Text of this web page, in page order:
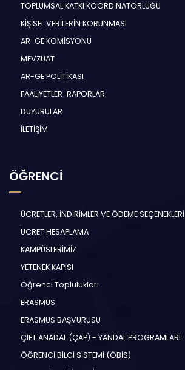
TOPLUMSAL KATKI KOORDİNATÖRLÜĞÜ
KİŞİSEL VERİLERİN KORUNMASI
AR-GE KOMİSYONU
MEVZUAT
AR-GE POLİTİKASI
FAALİYETLER-RAPORLAR
DUYURULAR
İLETİŞİM
ÖĞRENCİ
ÜCRETLER, İNDİRİMLER VE ÖDEME SEÇENEKLERİ
ÜCRET HESAPLAMA
KAMPÜSLERİMİZ
YETENEK KAPISI
Öğrenci Toplulukları
ERASMUS
ERASMUS BAŞVURUSU
ÇİFT ANADAL (ÇAP) - YANDAL PROGRAMLARI
ÖĞRENCİ BİLGİ SİSTEMİ (ÖBİS)